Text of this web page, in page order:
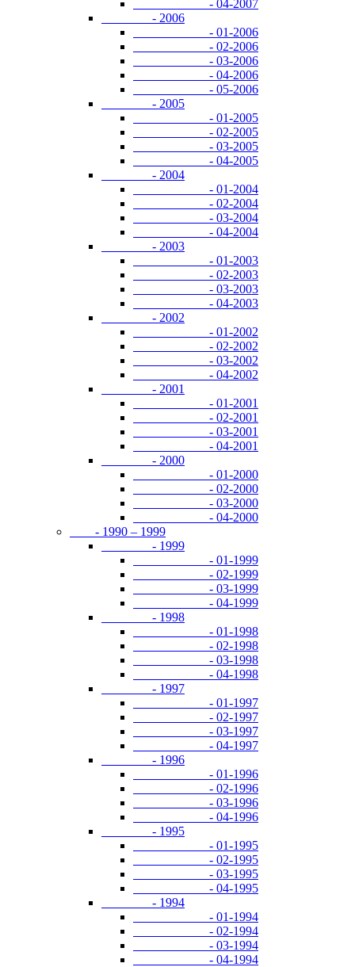
- 04-2007
- 2006
- 01-2006
- 02-2006
- 03-2006
- 04-2006
- 05-2006
- 2005
- 01-2005
- 02-2005
- 03-2005
- 04-2005
- 2004
- 01-2004
- 02-2004
- 03-2004
- 04-2004
- 2003
- 01-2003
- 02-2003
- 03-2003
- 04-2003
- 2002
- 01-2002
- 02-2002
- 03-2002
- 04-2002
- 2001
- 01-2001
- 02-2001
- 03-2001
- 04-2001
- 2000
- 01-2000
- 02-2000
- 03-2000
- 04-2000
- 1990 – 1999
- 1999
- 01-1999
- 02-1999
- 03-1999
- 04-1999
- 1998
- 01-1998
- 02-1998
- 03-1998
- 04-1998
- 1997
- 01-1997
- 02-1997
- 03-1997
- 04-1997
- 1996
- 01-1996
- 02-1996
- 03-1996
- 04-1996
- 1995
- 01-1995
- 02-1995
- 03-1995
- 04-1995
- 1994
- 01-1994
- 02-1994
- 03-1994
- 04-1994